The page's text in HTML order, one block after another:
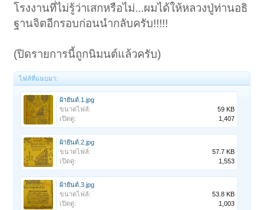
โรงงานที่ไม่รู้ว่าเสกหรือไม่...ผมได้ให้หลวงปู่ท่านอธิ
ฐานจิตอีกรอบก่อนนำกลับครับ!!!!!
(ปิดรายการนี้ถูกนิมนต์แล้วครับ)
ไฟล์ที่แนบมา:
ผ้ายันต์.1.jpg
ขนาดไฟล์:
59 KB
เปิดดู:
1,407
ผ้ายันต์.2.jpg
ขนาดไฟล์:
57.7 KB
เปิดดู:
1,553
ผ้ายันต์.3.jpg
ขนาดไฟล์:
53.8 KB
เปิดดู:
1,003